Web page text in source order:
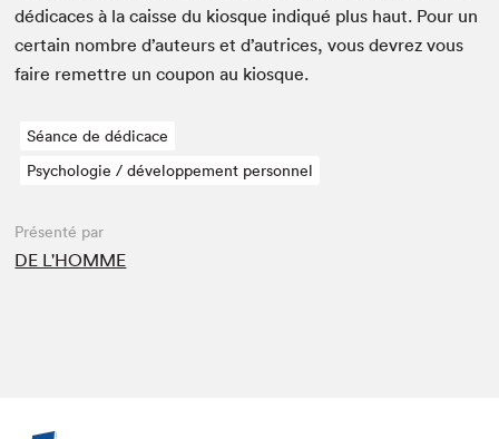
dédi­caces à la caisse du kiosque indiqué plus haut. Pour un
cer­tain nom­bre d’auteurs et d’autrices, vous devrez vous
faire remet­tre un coupon au kiosque.
Séance de dédicace
Psychologie / développement personnel
Présenté par
DE L'HOMME